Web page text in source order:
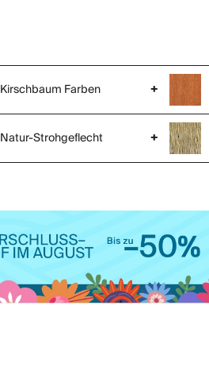
Kirschbaum Farben +
Natur-Strohgeflecht +